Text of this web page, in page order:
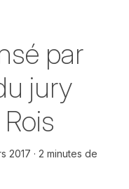
par
jury
2017
2 minutes de